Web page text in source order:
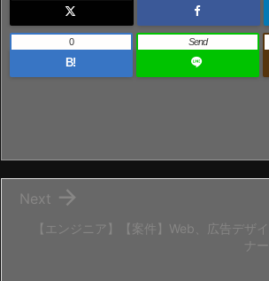
B!
0 Send
【エンジニア】【案件】Web、広告デザイ
ナー

Next